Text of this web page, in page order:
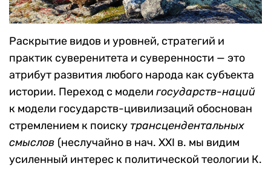
Раскрытие видов и уровней, стратегий и
практик суверенитета и суверенности — это
атрибут развития любого народа как субъекта
истории. Переход с модели государств-наций
к модели государств-цивилизаций обоснован
стремлением к поиску трансцендентальных
смыслов (неслучайно в нач. XXI в. мы видим
усиленный интерес к политической теологии К.